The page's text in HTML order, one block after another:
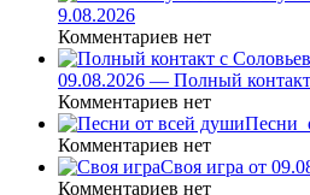
9.08.2026
Комментариев нет
09.08.2026 — Полный контакт
Комментариев нет
Комментариев нет
Своя игра от
Комментариев нет